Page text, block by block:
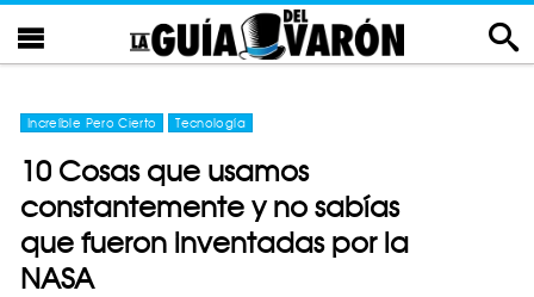
Increíble Pero Cierto Tecnología
10 Cosas que usamos
constantemente y no sabías
que fueron inventadas por la
NASA